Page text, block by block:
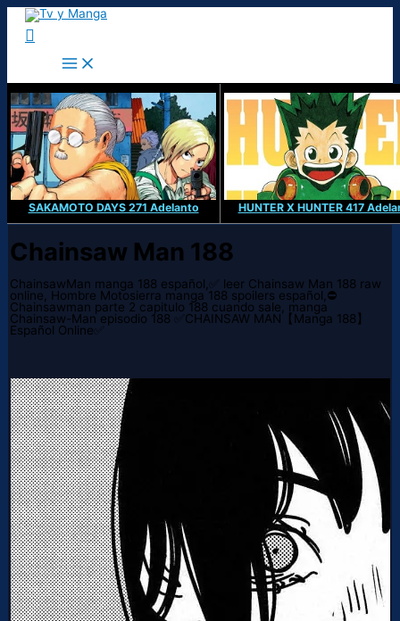
Ir
contenido
Buscar
SAKAMOTO DAYS 271 Adelanto HUNTER X HUNTER 417
Chainsaw Man 188
ChainsawMan manga 188 español,✅ leer Chainsaw Man 188 raw
online, Hombre Motosierra manga 188 spoilers español,⛔
Chainsawman parte 2 capitulo 188 cuando sale, manga
Chainsaw-Man episodio 188 ✅CHAINSAW MAN【Manga 188】
Español Online✅